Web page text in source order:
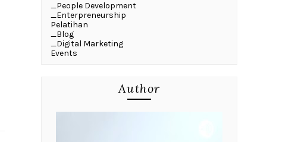
_People Development
_Enterpreneurship
Pelatihan
_Blog
_Digital Marketing
Events
Author